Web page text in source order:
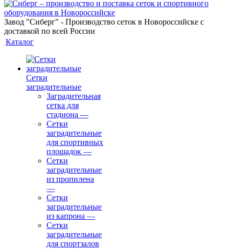
Завод "Сиберг" - Производство сеток в Новороссийске с
доставкой по всей России
Каталог
Сетки
заградительные
Заградительная
сетка для
стадиона —
Сетки
заградительные
для спортивных
площадок —
Сетки
заградительные
из пропилена
—
Сетки
заградительные
из капрона —
Сетки
заградительные
для спортзалов